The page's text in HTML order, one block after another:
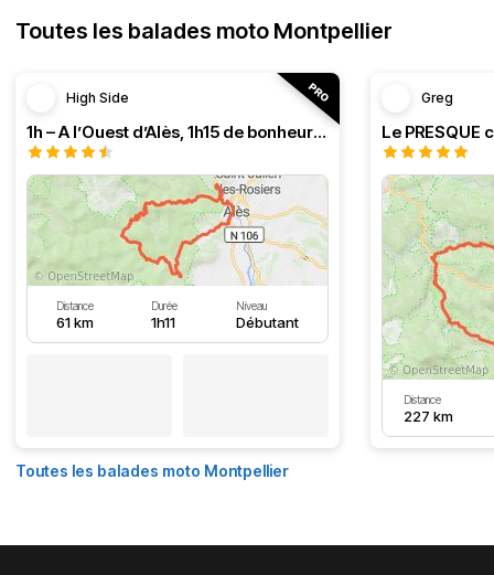
Toutes les balades moto Montpellier
High Side
1h – A l’Ouest d’Alès, 1h15 de bonheur (HSRF23)
Distance
61 km
Durée
1h11
Niveau
Débutant
Greg
Distance
227 km
Toutes les balades moto Montpellier